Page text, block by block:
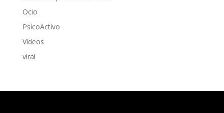
Ocio
PsicoActivo
Videos
viral